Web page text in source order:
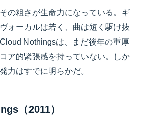
の粗さが生命力になっている。ギ
ォーカルは若く、曲は短く駆け抜
Nothingsは、まだ後年の重厚
ア的緊張感を持っていない。しか
力はすでに明らかだ。
（2011）